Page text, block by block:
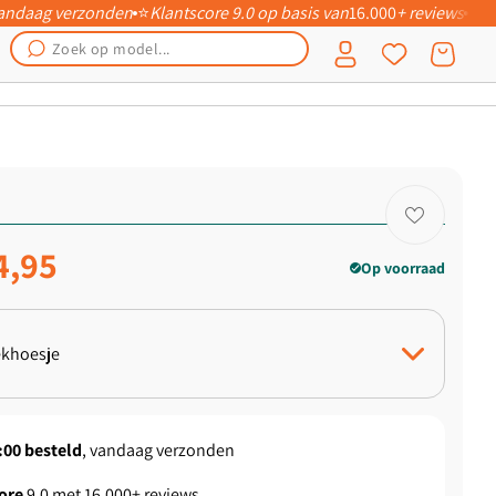
verzonden⭐Klantscore 9.0 op basis van16.000+ reviews
Inloggen Winkelwagen
Op voorraad
Hoesje
besteld, vandaag verzonden